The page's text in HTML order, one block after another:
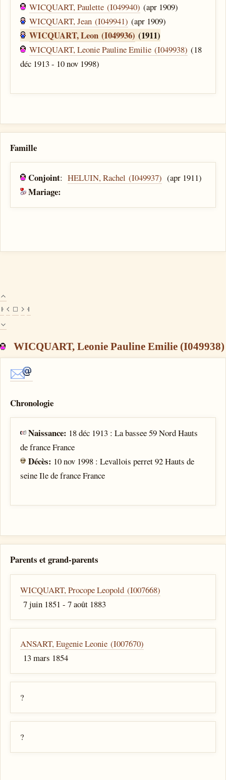
WICQUART, Paulette (I049940) (apr 1909)
WICQUART, Jean (I049941) (apr 1909)
WICQUART, Leon (I049936) (1911)
WICQUART, Leonie Pauline Emilie (I049938) (18
déc 1913 - 10 nov 1998)
Famille
Conjoint:HELUIN, Rachel (I049937) (apr 1911)
Mariage:
WICQUART, Leonie Pauline Emilie (I049938)
Chronologie
Naissance: 18 déc 1913 : La bassee 59 Nord Hauts
de france France
Décès: 10 nov 1998 : Levallois perret 92 Hauts de
seine Ile de france France
Parents et grand-parents
WICQUART, Procope Leopold (I007668)
7 juin 1851 - 7 août 1883
ANSART, Eugenie Leonie (I007670)
13 mars 1854
?
?